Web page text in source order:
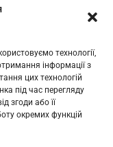
технології,
інформації з
цих технологій
під час перегляду
згоди або її
окремих функцій